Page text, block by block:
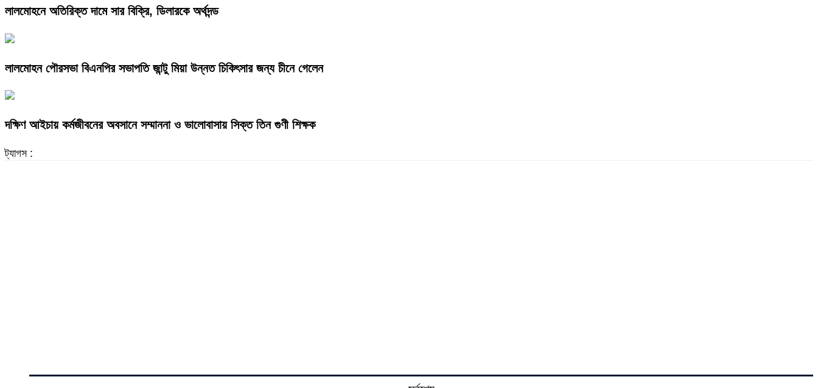
লালমোহনে অতিরিক্ত দামে সার বিক্রি, ডিলারকে অর্থদন্ড
লালমোহন পৌরসভা বিএনপির সভাপতি জান্টু মিয়া উন্নত চিকিৎসার জন্য চীনে গেলেন
দক্ষিণ আইচায় কর্মজীবনের অবসানে সম্মাননা ও ভালোবাসায় সিক্ত তিন গুণী শিক্ষক
ট্যাগস :